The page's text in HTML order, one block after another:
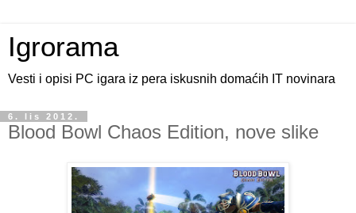
Igrorama
Vesti i opisi PC igara iz pera iskusnih domaćih IT novinara
6. lis 2012.
Blood Bowl Chaos Edition, nove slike